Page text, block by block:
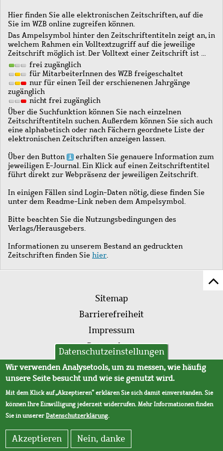
Hier finden Sie alle elektronischen Zeitschriften, auf die
Sie im WZB online zugreifen können.
Das Ampelsymbol hinter den Zeitschriftentiteln zeigt an, in
welchem Rahmen ein Volltextzugriff auf die jeweilige
Zeitschrift möglich ist. Der Volltext einer Zeitschrift ist …
frei zugänglich
für MitarbeiterInnen des WZB freigeschaltet
nur für einen Teil der erschienenen Jahrgänge
zugänglich
nicht frei zugänglich
Über die Suchfunktion können Sie nach einzelnen
Zeitschriftentiteln suchen. Außerdem können Sie sich auch
eine alphabetisch oder nach Fächern geordnete Liste der
elektronischen Zeitschriften anzeigen lassen.
Über den Button
erhalten Sie genauere Information zum
jeweiligen E-Journal. Ein Klick auf einen Zeitschriftentitel
führt direkt zur Webpräsenz der jeweiligen Zeitschrift.
In einigen Fällen sind Login-Daten nötig, diese finden Sie
unter dem Readme-Link neben dem Ampelsymbol.
Bitte beachten Sie die Nutzungsbedingungen des
Verlags/Herausgebers.
Informationen zu unserem Bestand an gedruckten
Zeitschriften finden Sie hier.
Fußleistenmenü
Sitemap
Barrierefreiheit
Impressum
Datenschutz
AVB
Datenschutzeinstellungen
Wir verwenden Analysetools, um zu messen, wie häufig
unsere Seite besucht und wie sie genutzt wird.
Mit dem Klick auf „Akzeptieren“ erklären Sie sich damit einverstanden. Sie
können Ihre Einwilligung jederzeit widerrufen. Mehr Informationen finden
Sie in unsererDatenschutzerklärung.
Akzeptieren Nein, danke